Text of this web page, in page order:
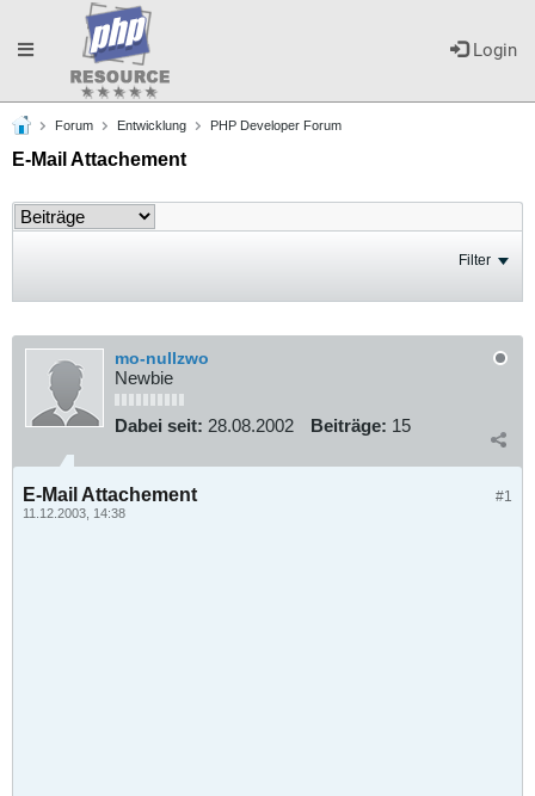
Login
Toggle
navigation
Forum Entwicklung PHP Developer Forum
E-Mail Attachement
Filter
mo-nullzwo
Newbie
Dabei seit: 28.08.2002 Beiträge: 15
#1
E-Mail Attachement
11.12.2003, 14:38